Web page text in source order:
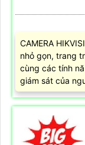
CAMERA
nhỏ gọn, trang
cùng các tính
giám sát của